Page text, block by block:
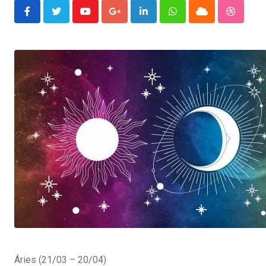
YoutubeGoogle+LinkedInWhatsappCloud
Áries (21/03 – 20/04)